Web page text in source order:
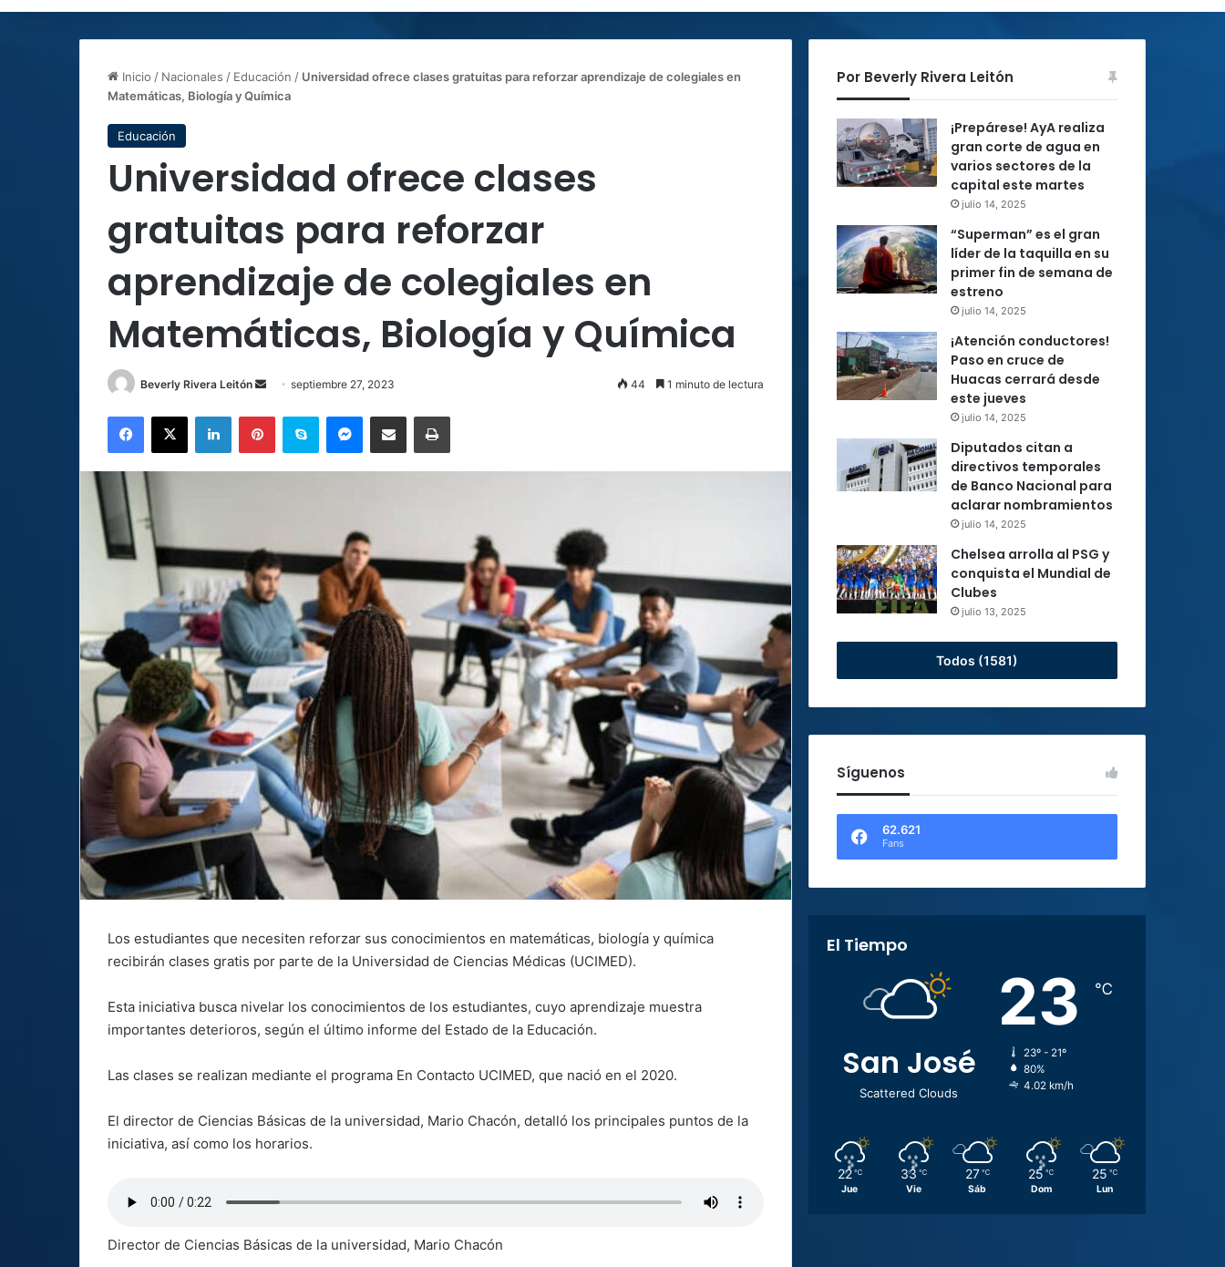
Inicio / Nacionales / Educación / Universidad ofrece clases gratuitas para reforzar aprendizaje de colegiales en
Matemáticas, Biología y Química
Educación
Universidad ofrece clases
gratuitas para reforzar
aprendizaje de colegiales en
Matemáticas, Biología y Química
Beverly Rivera Leitón
Sendseptiembre 27, 2023 44 1 minuto de lectura
Facebook
X LinkedInPinterestSkype MessengerCompartir por correo electrónicoImprimir
Los estudiantes que necesiten reforzar sus conocimientos en matemáticas, biología y química
recibirán clases gratis por parte de la Universidad de Ciencias Médicas (UCIMED).
Esta iniciativa busca nivelar los conocimientos de los estudiantes, cuyo aprendizaje muestra
importantes deterioros, según el último informe del Estado de la Educación.
Las clases se realizan mediante el programa En Contacto UCIMED, que nació en el 2020.
El director de Ciencias Básicas de la universidad, Mario Chacón, detalló los principales puntos de la
iniciativa, así como los horarios.
Director de Ciencias Básicas de la universidad, Mario Chacón
Por Beverly Rivera Leitón
¡Prepárese! AyA realiza
gran corte de agua en
varios sectores de la
capital este martes
julio 14, 2025
“Superman” es el gran
líder de la taquilla en su
primer fin de semana de
estreno
julio 14, 2025
¡Atención conductores!
Paso en cruce de
Huacas cerrará desde
este jueves
julio 14, 2025
Diputados citan a
directivos temporales
de Banco Nacional para
aclarar nombramientos
julio 14, 2025
Chelsea arrolla al PSG y
conquista el Mundial de
Clubes
julio 13, 2025
Todos (1581)
Síguenos
62.621
Fans
El Tiempo
San José
Scattered Clouds
23 ℃
23º - 21º
80%
4.02 km/h
22 ℃
Jue
33 ℃
Vie
27 ℃
Sáb
25 ℃
Dom
25 ℃
Lun